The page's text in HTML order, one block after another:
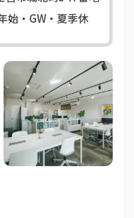
始・GW・夏季休